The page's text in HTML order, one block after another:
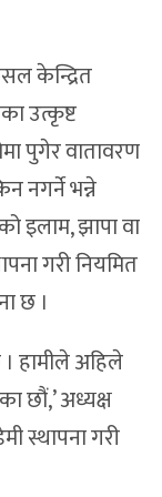
केन्द्रित
उत्कृष्ट
पुगेर वातावरण
नगर्ने भन्ने
इलाम, झापा वा
गरी नियमित
छ ।
। हामीले अहिले
छौं,’ अध्यक्ष
स्थापना गरी